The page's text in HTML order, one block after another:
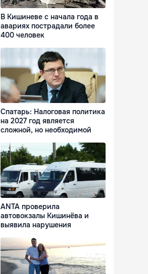
В Кишиневе с начала года в
авариях пострадали более
400 человек
Спатарь: Налоговая политика
на 2027 год является
сложной, но необходимой
ANTA проверила
автовокзалы Кишинёва и
выявила нарушения